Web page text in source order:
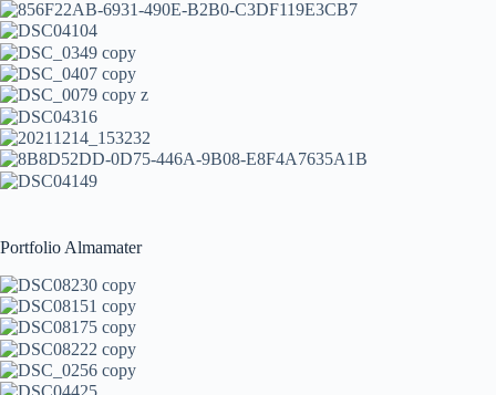
Portfolio Almamater